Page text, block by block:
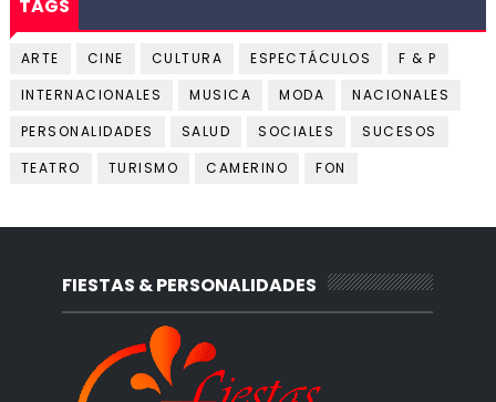
TAGS
ARTE CINE CULTURA ESPECTÁCULOS
F & P
INTERNACIONALES
MUSICA MODA
NACIONALES
PERSONALIDADES
SALUD SOCIALES
SUCESOS
TEATRO
TURISMO CAMERINO FON
FIESTAS & PERSONALIDADES